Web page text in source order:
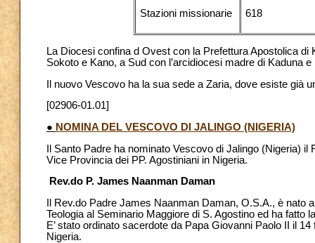
Stazioni missionarie 618
La Diocesi confina d Ovest con la Prefettura Apostolica
Sokoto e Kano, a Sud con l’arcidiocesi madre di Kaduna
Il nuovo Vescovo ha la sua sede a Zaria, dove esiste già
[02906-01.01]
● NOMINA DEL VESCOVO DI JALINGO (NIGERIA)
Il Santo Padre ha nominato Vescovo di Jalingo (Nigeria)
Vice Provincia dei PP. Agostiniani in Nigeria.
Rev.do P. James Naanman Daman
Il Rev.do Padre James Naanman Daman, O.S.A., è
Teologia al Seminario Maggiore di S. Agostino ed ha fatto
E’ stato ordinato sacerdote da Papa Giovanni Paolo II il
Nigeria.